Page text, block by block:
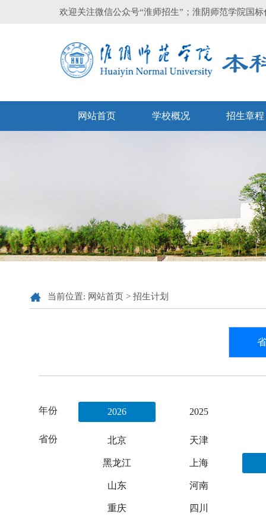
欢迎关注微信公众号“淮师招生”；淮阴师范学院国
网站首页 学校概况 招生章程
当前位置: 网站首页 > 招生计划
年份 2026 2025
省份 北京 天津
黑龙江 上海
山东 河南
重庆 四川